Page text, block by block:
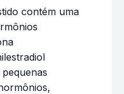
contém uma